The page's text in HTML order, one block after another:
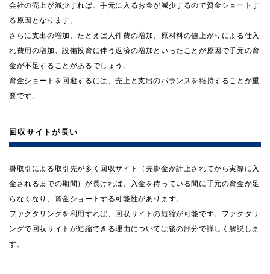
会社の売上が減少すれば、手元に入るお金が減少するので資金ショートす
る原因となります。
さらに支出の増加、たとえば人件費の増加、原材料の値上がりによる仕入
れ費用の増加、設備投資に伴う返済の増加といったことが原因で手元の資
金が不足することがあるでしょう。
資金ショートを回避するには、売上と支出のバランスを維持することが重
要です。
回収サイトが長い
掛取引による取引先が多く回収サイト（売掛金が計上されてから実際に入
金されるまでの期間）が長ければ、入金を待っている間に手元の資金が足
らなくなり、資金ショートする可能性があります。
ファクタリングを利用すれば、回収サイトの短縮が可能です。ファクタリ
ングで回収サイトが短縮できる理由については後の部分で詳しく解説しま
す。